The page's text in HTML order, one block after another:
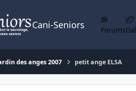
Cani-Seniors Forums
des anges 2007 petit ange ELSA